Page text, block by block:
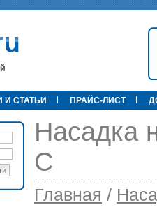
И СТАТЬИ ПРАЙС-ЛИСТ
Насадка
С
Главная /